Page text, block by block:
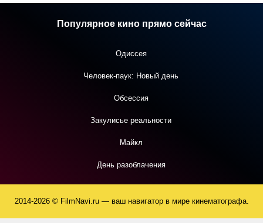
Популярное кино прямо сейчас
Одиссея
Человек-паук: Новый день
Обсессия
Закулисье реальности
Майкл
День разоблачения
2014-2026 © FilmNavi.ru — ваш навигатор в мире кинематографа.